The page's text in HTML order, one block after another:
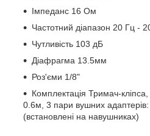
Імпеданс 16 Ом
Частотний діапазон 20 Гц -
Чутливість 103 дБ
Діафрагма 13.5мм
Роз'єми 1/8"
Комплектація Тримач-
0.6м, 3 пари вушних адаптерів:
(встановлені на навушниках)